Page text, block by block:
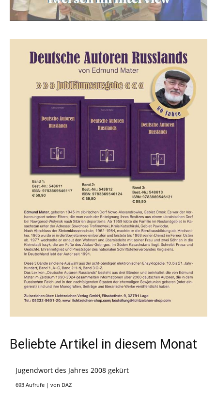
Beliebte Artikel in diesem Monat
Jugendwort des Jahres 2008 gekürt
693 Aufrufe | von DAZ